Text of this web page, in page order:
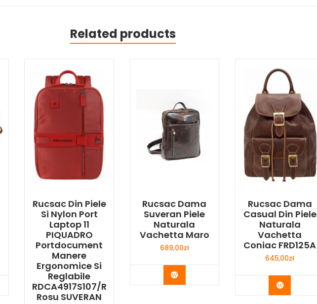
Related products
Rucsac Din Piele
Si Nylon Port
Laptop 11
PIQUADRO
Portdocument
Manere
Ergonomice Si
Reglabile
RDCA4917S107/R
Rosu SUVERAN
Rucsac Dama
Suveran Piele
Naturala
Vachetta Maro
689,00zł
Buy Now
Rucsac Dama
Casual Din Piele
Naturala
Vachetta
Coniac FRD125A
645,00zł
Buy Now